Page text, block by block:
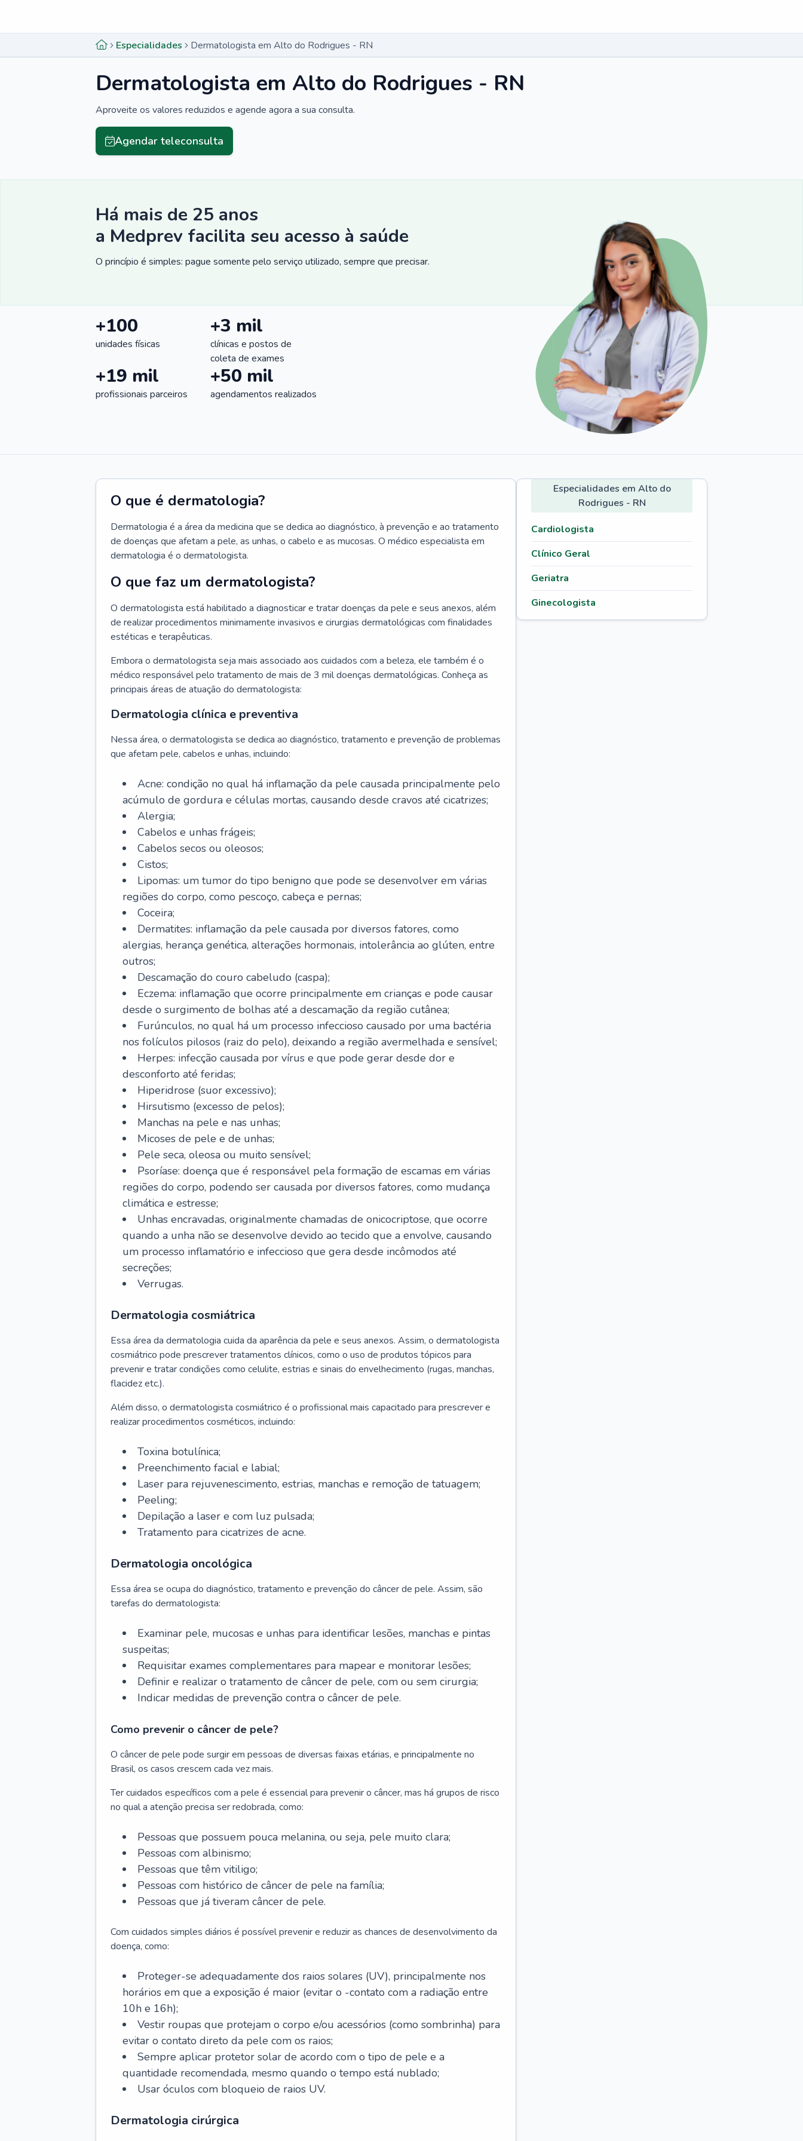
Especialidades Dermatologista em Alto do Rodrigues - RN
Dermatologista em Alto do Rodrigues - RN
Aproveite os valores reduzidos e agende agora a sua consulta.
Agendar teleconsulta
Há mais de 25 anos
a Medprev facilita seu acesso à saúde
O princípio é simples: pague somente pelo serviço utilizado, sempre que precisar.
+100
unidades físicas
+3 mil
clínicas e postos de
coleta de exames
+19 mil
profissionais parceiros
+50 mil
agendamentos realizados
O que é dermatologia?
Dermatologia é a área da medicina que se dedica ao diagnóstico, à prevenção e ao tratamento
de doenças que afetam a pele, as unhas, o cabelo e as mucosas. O médico especialista em
dermatologia é o dermatologista.
O que faz um dermatologista?
O dermatologista está habilitado a diagnosticar e tratar doenças da pele e seus anexos, além
de realizar procedimentos minimamente invasivos e cirurgias dermatológicas com finalidades
estéticas e terapêuticas.
Embora o dermatologista seja mais associado aos cuidados com a beleza, ele também é o
médico responsável pelo tratamento de mais de 3 mil doenças dermatológicas. Conheça as
principais áreas de atuação do dermatologista:
Dermatologia clínica e preventiva
Nessa área, o dermatologista se dedica ao diagnóstico, tratamento e prevenção de problemas
que afetam pele, cabelos e unhas, incluindo:
Acne: condição no qual há inflamação da pele causada principalmente pelo
acúmulo de gordura e células mortas, causando desde cravos até cicatrizes;
Alergia;
Cabelos e unhas frágeis;
Cabelos secos ou oleosos;
Cistos;
Lipomas: um tumor do tipo benigno que pode se desenvolver em várias
regiões do corpo, como pescoço, cabeça e pernas;
Coceira;
Dermatites: inflamação da pele causada por diversos fatores, como
alergias, herança genética, alterações hormonais, intolerância ao glúten, entre
outros;
Descamação do couro cabeludo (caspa);
Eczema: inflamação que ocorre principalmente em crianças e pode causar
desde o surgimento de bolhas até a descamação da região cutânea;
Furúnculos, no qual há um processo infeccioso causado por uma bactéria
nos folículos pilosos (raiz do pelo), deixando a região avermelhada e sensível;
Herpes: infecção causada por vírus e que pode gerar desde dor e
desconforto até feridas;
Hiperidrose (suor excessivo);
Hirsutismo (excesso de pelos);
Manchas na pele e nas unhas;
Micoses de pele e de unhas;
Pele seca, oleosa ou muito sensível;
Psoríase: doença que é responsável pela formação de escamas em várias
regiões do corpo, podendo ser causada por diversos fatores, como mudança
climática e estresse;
Unhas encravadas, originalmente chamadas de onicocriptose, que ocorre
quando a unha não se desenvolve devido ao tecido que a envolve, causando
um processo inflamatório e infeccioso que gera desde incômodos até
secreções;
Verrugas.
Dermatologia cosmiátrica
Essa área da dermatologia cuida da aparência da pele e seus anexos. Assim, o dermatologista
cosmiátrico pode prescrever tratamentos clínicos, como o uso de produtos tópicos para
prevenir e tratar condições como celulite, estrias e sinais do envelhecimento (rugas, manchas,
flacidez etc.).
Além disso, o dermatologista cosmiátrico é o profissional mais capacitado para prescrever e
realizar procedimentos cosméticos, incluindo:
Toxina botulínica;
Preenchimento facial e labial;
Laser para rejuvenescimento, estrias, manchas e remoção de tatuagem;
Peeling;
Depilação a laser e com luz pulsada;
Tratamento para cicatrizes de acne.
Dermatologia oncológica
Essa área se ocupa do diagnóstico, tratamento e prevenção do câncer de pele. Assim, são
tarefas do dermatologista:
Examinar pele, mucosas e unhas para identificar lesões, manchas e pintas
suspeitas;
Requisitar exames complementares para mapear e monitorar lesões;
Definir e realizar o tratamento de câncer de pele, com ou sem cirurgia;
Indicar medidas de prevenção contra o câncer de pele.
Como prevenir o câncer de pele?
O câncer de pele pode surgir em pessoas de diversas faixas etárias, e principalmente no
Brasil, os casos crescem cada vez mais.
Ter cuidados específicos com a pele é essencial para prevenir o câncer, mas há grupos de risco
no qual a atenção precisa ser redobrada, como:
Pessoas que possuem pouca melanina, ou seja, pele muito clara;
Pessoas com albinismo;
Pessoas que têm vitiligo;
Pessoas com histórico de câncer de pele na família;
Pessoas que já tiveram câncer de pele.
Com cuidados simples diários é possível prevenir e reduzir as chances de desenvolvimento da
doença, como:
Proteger-se adequadamente dos raios solares (UV), principalmente nos
horários em que a exposição é maior (evitar o -contato com a radiação entre
10h e 16h);
Vestir roupas que protejam o corpo e/ou acessórios (como sombrinha) para
evitar o contato direto da pele com os raios;
Sempre aplicar protetor solar de acordo com o tipo de pele e a
quantidade recomendada, mesmo quando o tempo está nublado;
Usar óculos com bloqueio de raios UV.
Dermatologia cirúrgica
Especialidades em Alto do
Rodrigues - RN
Cardiologista
Clínico Geral
Geriatra
Ginecologista